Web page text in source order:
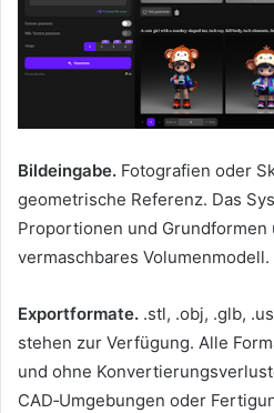
Bildeingabe. Fotografien oder
geometrische Referenz. Das
Proportionen und
vermaschbares Volumenmodell.
Exportformate. .stl, .obj, .glb,
stehen zur Verfügung. Alle
und ohne
CAD‑Umgebungen oder